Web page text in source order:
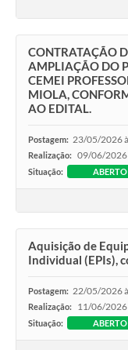
CONTRATAÇÃO
AMPLIAÇÃO DO
CEMEI
MIOLA,
AO EDITAL.
Postagem: 23/05/2026
Realização: 09/06/2026
Situação: ABERTO
Aquisição de
Individual (EPIs),
Postagem: 22/05/2026
Realização: 11/06/2026
Situação: ABERTO